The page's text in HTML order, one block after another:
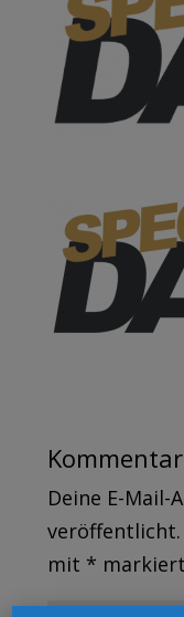
Deine E-Mail-
veröffentlicht.
mit * markiert